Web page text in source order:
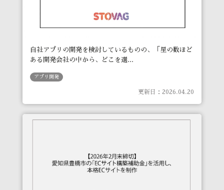
自社アプリの開発を検討しているものの、「星の数ほど
ある開発会社の中から、どこを選...
アプリ開発
更新日：2026.04.20